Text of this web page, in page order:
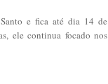
e fica até dia 14 de
ele continua focado nos